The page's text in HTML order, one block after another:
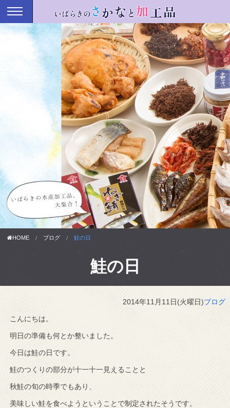
HOME ブログ 鮭の日
鮭の日
2014年11月11日(火曜日)ブログ
こんにちは。
明日の準備も何とか整いました。
今日は鮭の日です。
鮭のつくりの部分が十一十一見えることと
秋鮭の旬の時季でもあり、
美味しい鮭を食べようということで制定されたそうです。